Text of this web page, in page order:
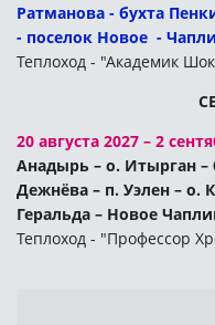
Ратманова - бухта
- поселок Новое -
Теплоход - "Академик
20 августа 2027 – 2
Анадырь – о. Итырган
Дежнёва – п. Уэлен – о.
Геральда – Новое
Теплоход - "Профессор